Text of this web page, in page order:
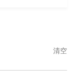
清空